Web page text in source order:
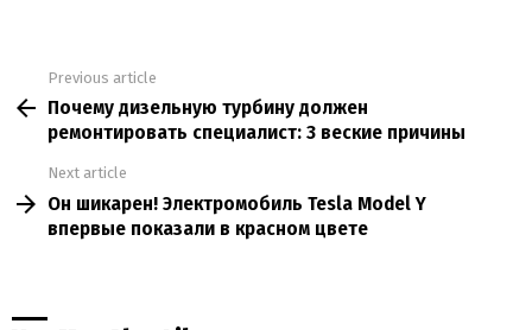
more
Previous article
Почему дизельную турбину должен
ремонтировать специалист: 3 веские причины
Next article
Он шикарен! Электромобиль Tesla Model Y
впервые показали в красном цвете